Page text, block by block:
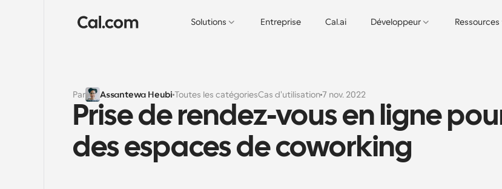
Solutions Entreprise Cal.ai Développeur Ressources
Par Assantewa Heubi Toutes les catégoriesCas d'utilisation7 nov. 2022
Prise de rendez-vous en ligne
des espaces de coworking